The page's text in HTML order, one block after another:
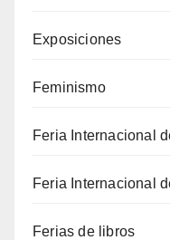
Exposiciones
Feminismo
Feria Internacional
Feria Internacional
Ferias de libros